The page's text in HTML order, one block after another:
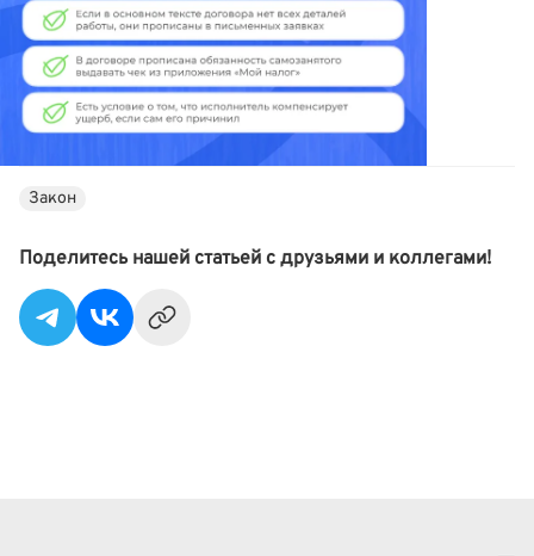
Закон
Поделитесь нашей статьей с друзьями и коллегами!